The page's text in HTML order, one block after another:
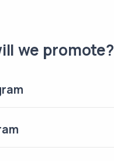
we promote?